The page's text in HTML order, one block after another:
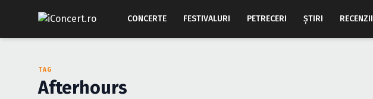
CONCERTE FESTIVALURI PETRECERI ŞTIRI RECENZII
TAG
Afterhours